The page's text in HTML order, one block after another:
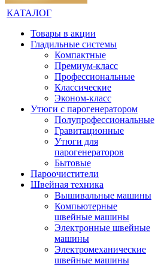
КАТАЛОГ
Товары в акции
Гладильные системы
Компактные
Премиум-класс
Профессиональные
Классические
Эконом-класс
Утюги с парогенератором
Полупрофессиональные
Гравитационные
Утюги для
парогенераторов
Бытовые
Пароочистители
Швейная техника
Вышивальные машины
Компьютерные
швейные машины
Электронные швейные
машины
Электромеханические
швейные машины